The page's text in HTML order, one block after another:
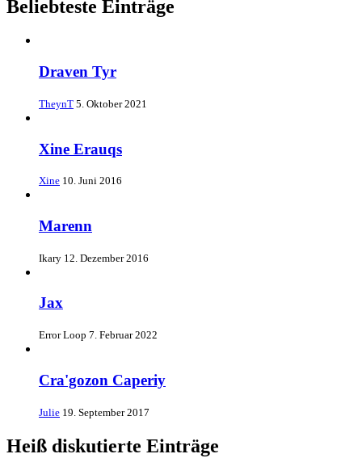
Beliebteste Einträge
Draven Tyr
TheynT 5. Oktober 2021
Xine Erauqs
Xine 10. Juni 2016
Marenn
Ikary 12. Dezember 2016
Jax
Error Loop 7. Februar 2022
Cra'gozon Caperiy
Julie 19. September 2017
Heiß diskutierte Einträge